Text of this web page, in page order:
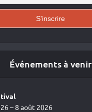
Événements à venir
– 8 août 2026